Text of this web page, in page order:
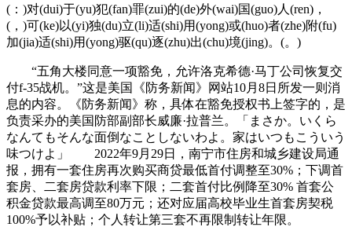
(：)对(dui)于(yu)犯(fan)罪(zui)的(de)外(wai)国(guo)人(ren)，
(，)可(ke)以(yi)独(du)立(li)适(shi)用(yong)或(huo)者(zhe)附(fu)
加(jia)适(shi)用(yong)驱(qu)逐(zhu)出(chu)境(jing)。(。)
“五角大楼同意一项豁免，允许洛克希德·马丁公司恢复交
付f-35战机。”这是美国《防务新闻》网站10月8日所发一则消
息的内容。《防务新闻》称，具体在豁免授权书上签字的，是
负责采办的美国防部副部长威廉·拉普兰。「まさか。いくら
なんてもそんな面倒なことしないわよ。家はいつもこういう
味つけよ」 2022年9月29日，南宁市住房和城乡建设局通
报，拥有一套住房再次购买商贷最低首付调整至30%；下调首
套房、二套房贷款利率下限；二套首付比例降至30% 首套公
积金贷款最高调至80万元；还对应届高校毕业生首套房契税
100%予以补贴；个人转让第三套不再限制转让年限。